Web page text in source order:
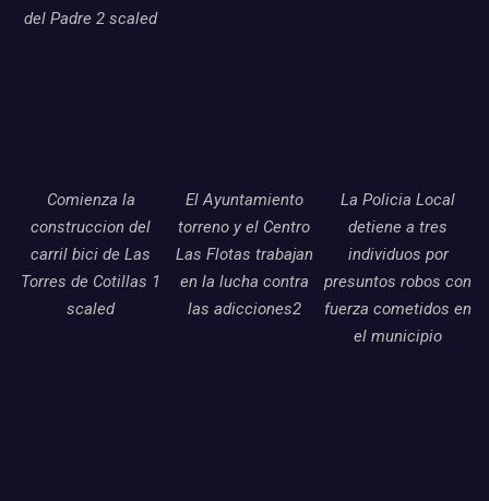
del Padre 2 scaled
Comienza la
construccion del
carril bici de Las
Torres de Cotillas 1
scaled
El Ayuntamiento
torreno y el Centro
Las Flotas trabajan
en la lucha contra
las adicciones2
La Policia Local
detiene a tres
individuos por
presuntos robos con
fuerza cometidos en
el municipio